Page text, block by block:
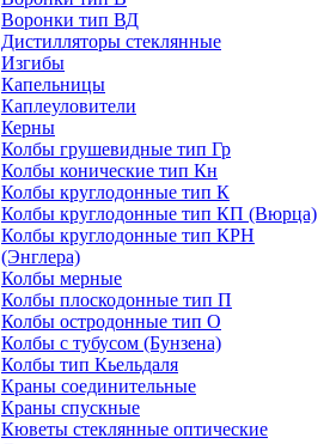
Воронки тип ВД
Дистилляторы стеклянные
Изгибы
Капельницы
Каплеуловители
Керны
Колбы грушевидные тип Гр
Колбы конические тип Кн
Колбы круглодонные тип К
Колбы круглодонные тип КП (Вюрца)
Колбы круглодонные тип КРН
(Энглера)
Колбы мерные
Колбы плоскодонные тип П
Колбы остродонные тип О
Колбы с тубусом (Бунзена)
Колбы тип Кьельдаля
Краны соединительные
Краны спускные
Кюветы стеклянные оптические